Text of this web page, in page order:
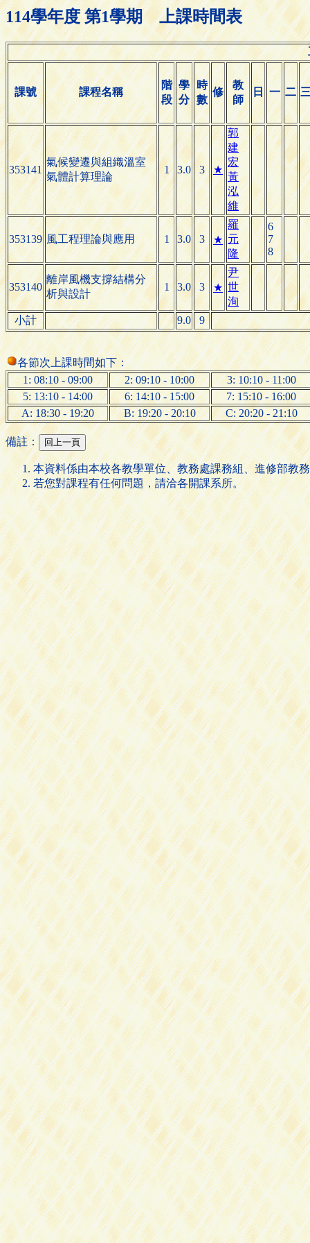
114學年度 第1學期 上課時間表
課號 課程名稱
階
段
學
分
時
數
修
教
師
日 一 二
353141
氣候變遷與組織溫室
氣體計算理論
1 3.0 3 ★
郭
建
宏
黃
泓
維
353139 風工程理論與應用 1 3.0 3 ★
羅
元
隆
6
7
8
353140
離岸風機支撐結構分
析與設計
1 3.0 3 ★
尹
世
洵
小計
9.0 9
各節次上課時間如下：
1: 08:10 - 09:00
2: 09:10 - 10:00
3: 10:10 - 11:00
5: 13:10 - 14:00
6: 14:10 - 15:00
7: 15:10 - 16:00
A: 18:30 - 19:20
B: 19:20 - 20:10 C: 20:20 - 21:10
備註：
本資料係由本校各教學單位、教務處課務組、進修部教
若您對課程有任何問題，請洽各開課系所。